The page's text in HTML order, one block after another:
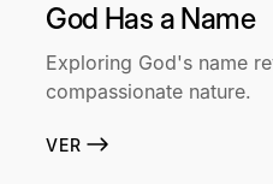
God Has a Name
Exploring God's name
compassionate nature.
VER